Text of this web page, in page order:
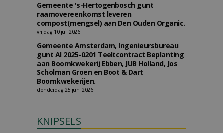
Gemeente 's-Hertogenbosch gunt
raamovereenkomst leveren
compost(mengsel) aan Den Ouden Organic.
vrijdag 10 juli 2026
Gemeente Amsterdam, Ingenieursbureau
gunt AI 2025-0201 Teeltcontract Beplanting
aan Boomkwekerij Ebben, JUB Holland, Jos
Scholman Groen en Boot & Dart
Boomkwekerijen.
donderdag 25 juni 2026
KNIPSELS